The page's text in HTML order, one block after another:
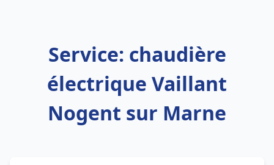
Service: chaudière
électrique Vaillant
Nogent sur Marne